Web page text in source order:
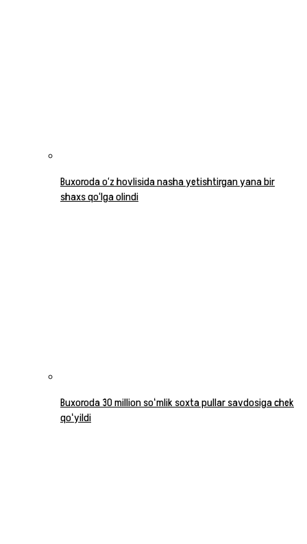
Buxoroda o‘z hovlisida nasha yetishtirgan yana bir
shaxs qo‘lga olindi
Buxoroda 30 million soʻmlik soxta pullar savdosiga chek
qoʻyildi